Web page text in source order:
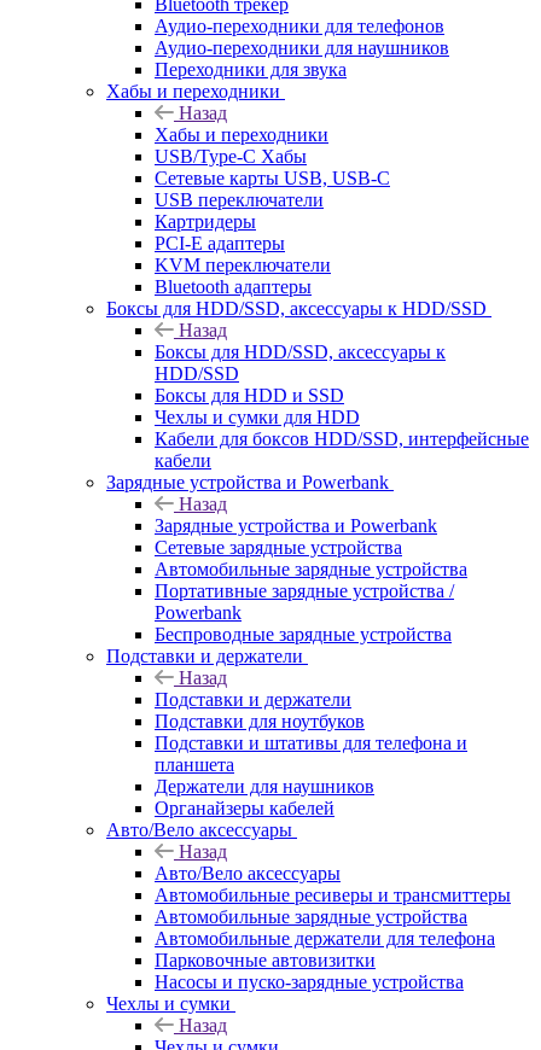
Bluetooth трекер
Аудио-переходники для телефонов
Аудио-переходники для наушников
Переходники для звука
Хабы и переходники
Назад
Хабы и переходники
USB/Type-C Хабы
Сетевые карты USB, USB-C
USB переключатели
Картридеры
PCI-E адаптеры
KVM переключатели
Bluetooth адаптеры
Боксы для HDD/SSD, аксессуары к HDD/SSD
Назад
Боксы для HDD/SSD, аксессуары к
HDD/SSD
Боксы для HDD и SSD
Чехлы и сумки для HDD
Кабели для боксов HDD/SSD, интерфейсные
кабели
Зарядные устройства и Powerbank
Назад
Зарядные устройства и Powerbank
Сетевые зарядные устройства
Автомобильные зарядные устройства
Портативные зарядные устройства /
Powerbank
Беспроводные зарядные устройства
Подставки и держатели
Назад
Подставки и держатели
Подставки для ноутбуков
Подставки и штативы для телефона и
планшета
Держатели для наушников
Органайзеры кабелей
Авто/Вело аксессуары
Назад
Авто/Вело аксессуары
Автомобильные ресиверы и трансмиттеры
Автомобильные зарядные устройства
Автомобильные держатели для телефона
Парковочные автовизитки
Насосы и пуско-зарядные устройства
Чехлы и сумки
Назад